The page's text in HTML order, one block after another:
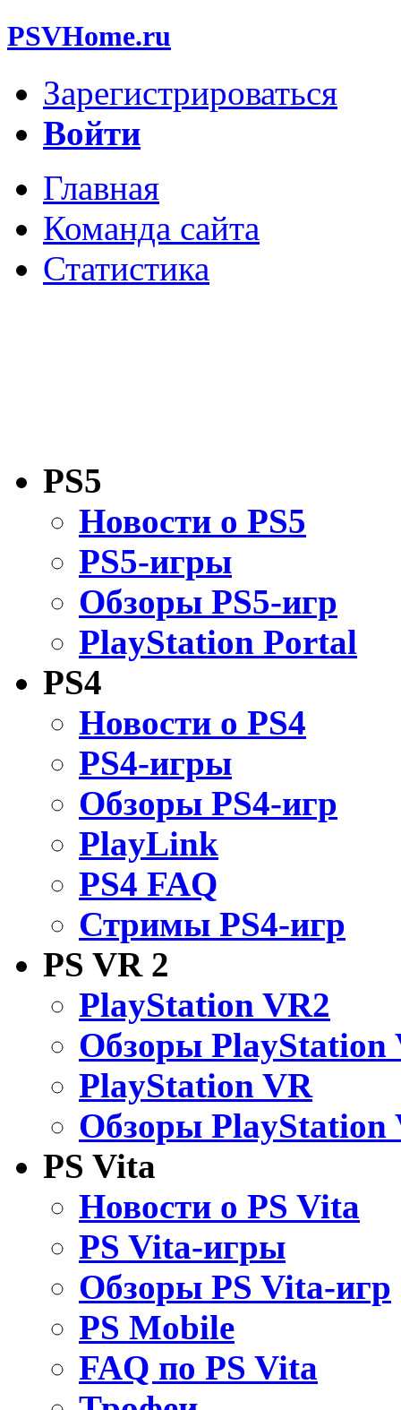
PSVHome.ru
Зарегистрироваться
Войти
Главная
Команда сайта
Статистика
PS5
Новости о PS5
PS5-игры
Обзоры PS5-игр
PlayStation Portal
PS4
Новости о PS4
PS4-игры
Обзоры PS4-игр
PlayLink
PS4 FAQ
Стримы PS4-игр
PS VR 2
PlayStation VR2
Обзоры PlayStation
PlayStation VR
Обзоры PlayStation
PS Vita
Новости о PS Vita
PS Vita-игры
Обзоры PS Vita-игр
PS Mobile
FAQ по PS Vita